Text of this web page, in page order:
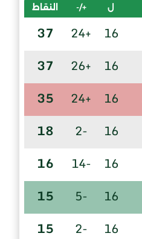
ل +/- النقاط
16
+24
37
16
+26
37
16
+24
35
16
-2
18
16
-14
16
16
-5
15
16
-2
15